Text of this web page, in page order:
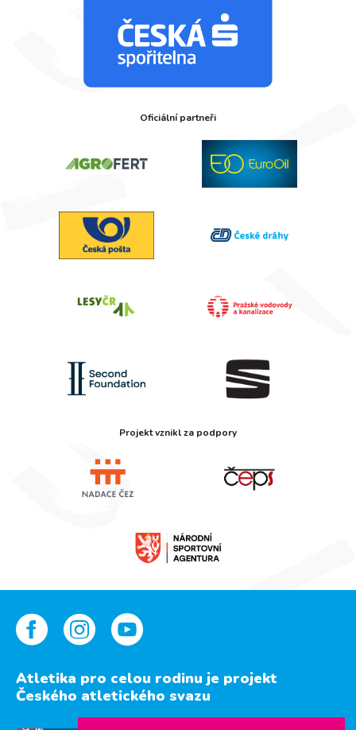
Oficiální partneři
Projekt vznikl za podpory
Atletika pro celou rodinu je projekt
Českého atletického svazu